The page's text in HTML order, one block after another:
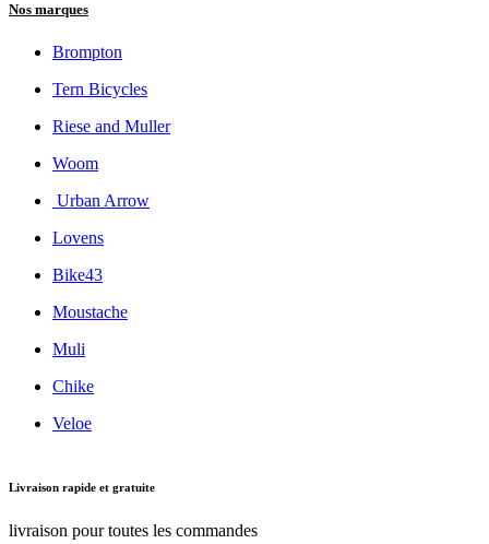
Nos marques
Brompton
Tern Bicycles
Riese and Muller
Woom
Urban Arrow
Lovens
Bike43
Moustache
Muli
Chike
Veloe
Livraison rapide et gratuite
livraison pour toutes les commandes